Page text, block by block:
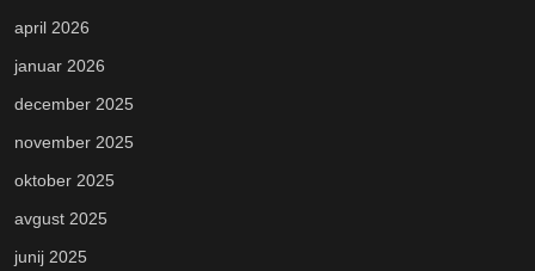
april 2026
januar 2026
december 2025
november 2025
oktober 2025
avgust 2025
junij 2025